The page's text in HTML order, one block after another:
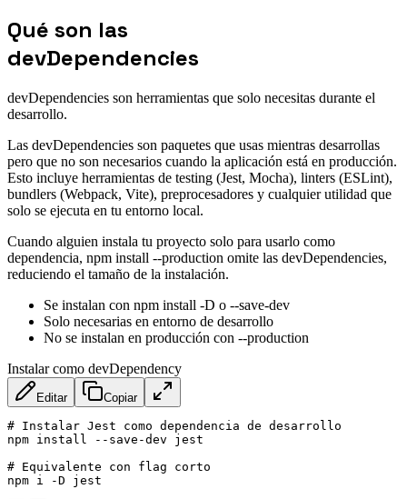
Qué son las
devDependencies
devDependencies son herramientas que solo necesitas durante el
desarrollo.
Las devDependencies son paquetes que usas mientras desarrollas
pero que no son necesarios cuando la aplicación está en producción.
Esto incluye herramientas de testing (Jest, Mocha), linters (ESLint),
bundlers (Webpack, Vite), preprocesadores y cualquier utilidad que
solo se ejecuta en tu entorno local.
Cuando alguien instala tu proyecto solo para usarlo como
dependencia, npm install --production omite las devDependencies,
reduciendo el tamaño de la instalación.
Se instalan con npm install -D o --save-dev
Solo necesarias en entorno de desarrollo
No se instalan en producción con --production
Instalar como devDependency
Editar Copiar
# Instalar Jest como dependencia de desarrollo
npm install --save-dev jest
# Equivalente con flag corto
npm i -D jest